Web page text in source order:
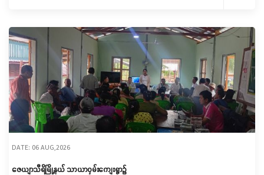
DATE: 06 AUG,2026
ဇေယျာသီရိမြို့နယ် သာယာဝှမ်းကျေးရွာ၌